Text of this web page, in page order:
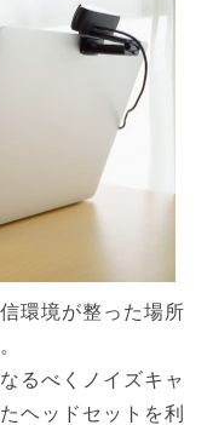
環境が整った場所
るべくノイズキャ
ヘッドセットを利